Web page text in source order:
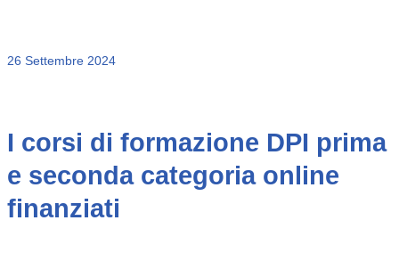
26 Settembre 2024
I corsi di formazione DPI prima
e seconda categoria online
finanziati